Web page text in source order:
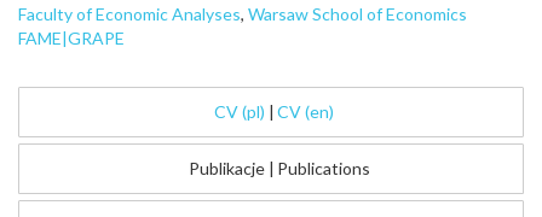
Faculty of Economic Analyses, Warsaw School of Economics
FAME|GRAPE
CV (pl) | CV (en)
Publikacje | Publications